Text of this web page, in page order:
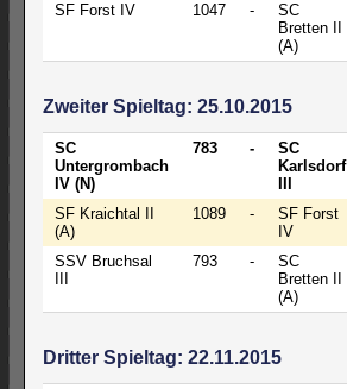
SF Forst IV 1047 -
SC
Bretten II
(A)
Zweiter Spieltag: 25.10.2015
SC
Untergrombach
IV (N)
783 -
SC
Karlsdorf
SF Kraichtal II
(A)
1089 -
SF Forst
IV
SSV Bruchsal
793 -
SC
Bretten II
(A)
Dritter Spieltag: 22.11.2015